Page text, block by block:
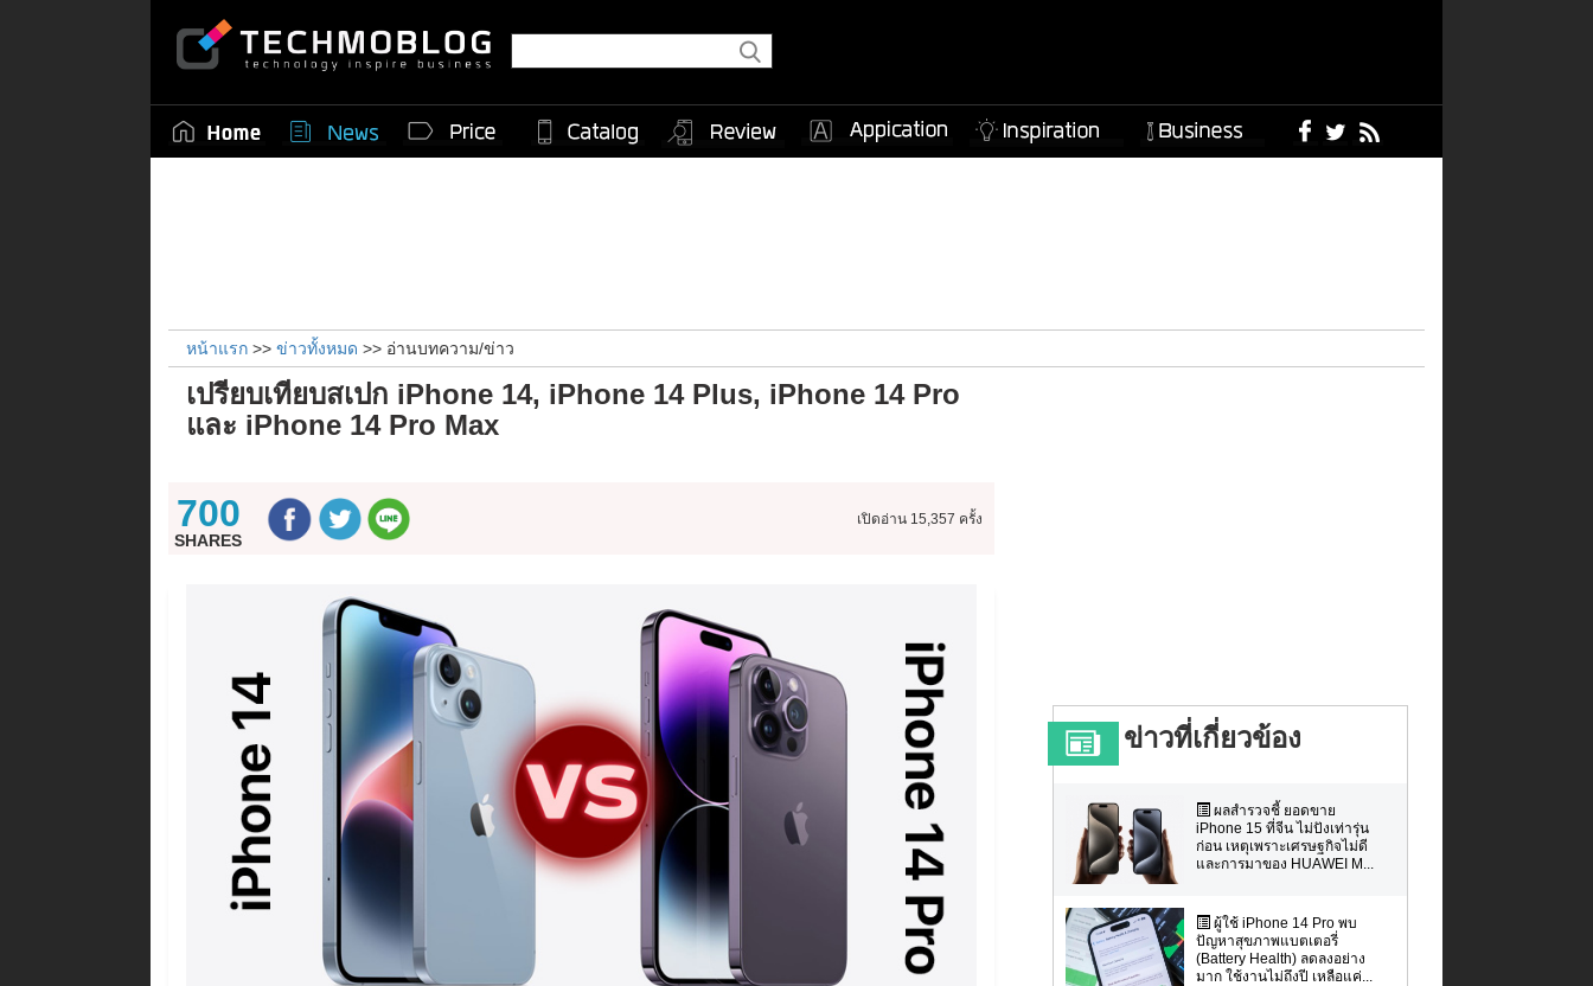
หน้าแรก >> ข่าวทั้งหมด >> อ่านบทความ/ข่าว
เปรียบเทียบสเปก iPhone 14, iPhone 14 Plus, iPhone 14 Pro
และ iPhone 14 Pro Max
700
SHARES
เปิดอ่าน 15,357 ครั้ง
ข่าวที่เกี่ยวข้อง
ผลสำรวจชี้ ยอดขาย
iPhone 15 ที่จีน ไม่ปังเท่ารุ่น
ก่อน เหตุเพราะเศรษฐกิจไม่ดี
และการมาของ HUAWEI M...
ผู้ใช้ iPhone 14 Pro พบ
ปัญหาสุขภาพแบตเตอรี่
(Battery Health) ลดลงอย่าง
มาก ใช้งานไม่ถึงปี เหลือแค่...